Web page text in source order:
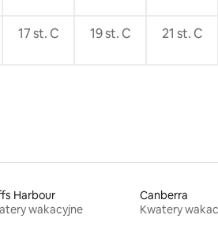
17 st. C 19 st. C 21 st. C
Harbour
wakacyjne
Canberra
Kwatery